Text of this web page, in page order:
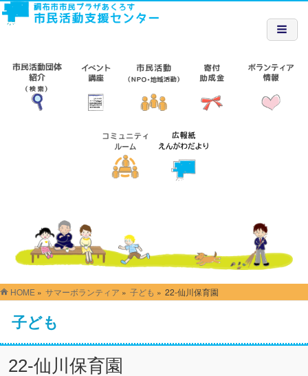
HOME » サマーボランティア » 子ども » 22-仙川保育園
子ども
22-仙川保育園